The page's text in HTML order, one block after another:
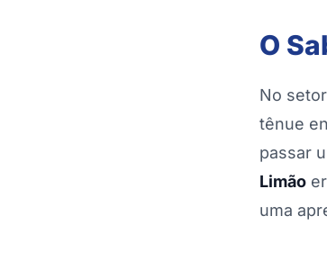
O
No
tênue
passar
Limão
uma